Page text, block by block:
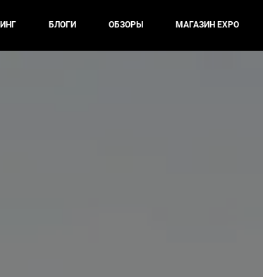
БЛОГИ ОБЗОРЫ МАГАЗИН EXPO